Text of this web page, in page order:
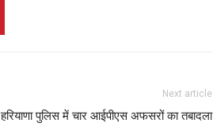
Next article
हरियाणा पुलिस में चार आईपीएस अफसरों का तबादला